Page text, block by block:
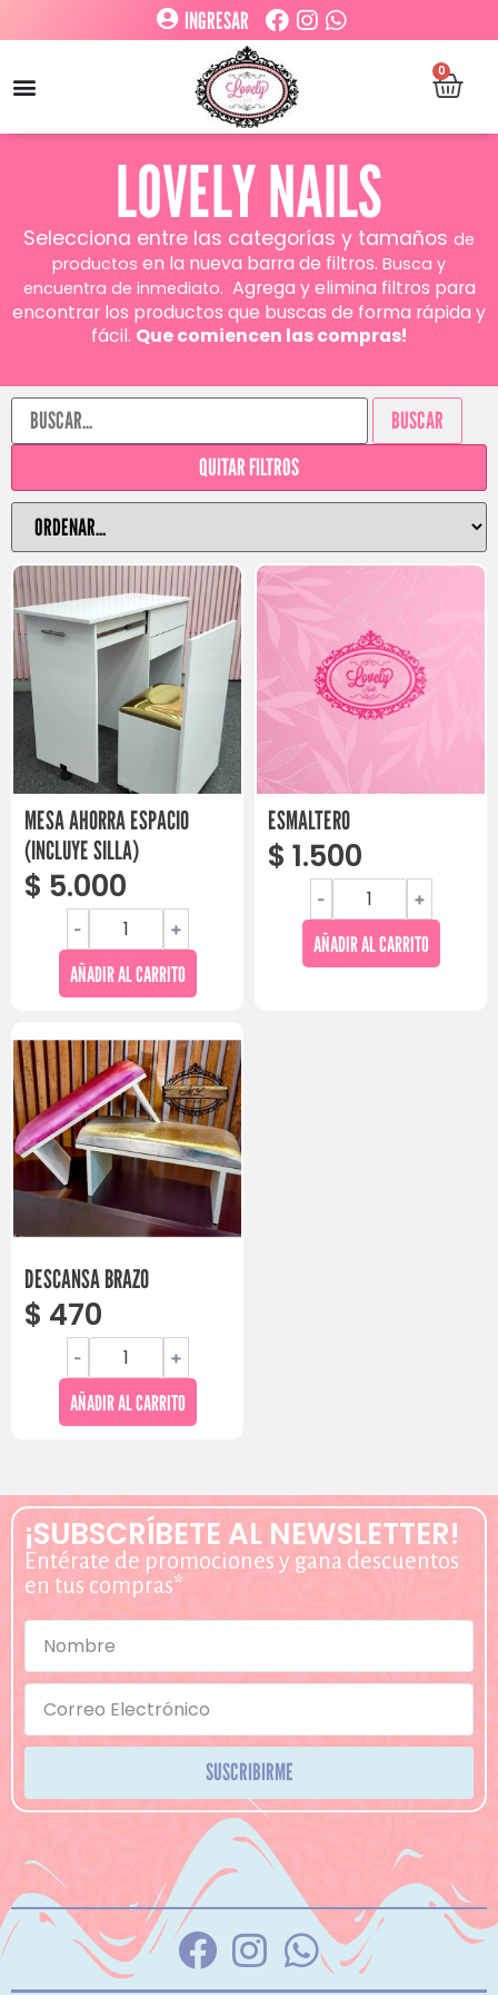
INGRESAR
0
LOVELY NAILS
Selecciona entre las categorías y tamaños de
productos en la nueva barra de filtros. Busca y
encuentra de inmediato. Agrega y elimina filtros para
encontrar los productos que buscas de forma rápida y
fácil. Que comiencen las compras!
BUSCAR
QUITAR FILTROS
MESA AHORRA ESPACIO
(INCLUYE SILLA)
$ 5.000
- +
AÑADIR AL CARRITO
ESMALTERO
$ 1.500
- +
AÑADIR AL CARRITO
DESCANSA BRAZO
$ 470
- +
AÑADIR AL CARRITO
¡SUBSCRÍBETE AL NEWSLETTER!
Entérate de promociones y gana descuentos
en tus compras*
SUSCRIBIRME